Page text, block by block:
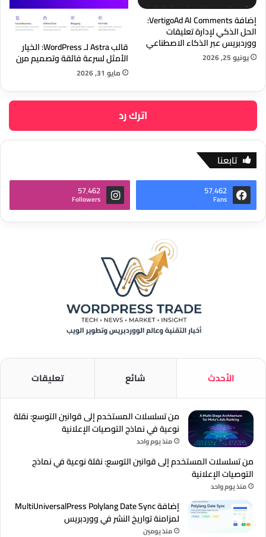
إضافة VertigoAd AI Comments:
الحل الذكي لإدارة تعليقات
ووردبريس عبر الذكاء الاصطناعي
يونيو 25, 2026
قالب Astra لـ WordPress: الخيار
الأمثل لسرعة فائقة وتصميم مرن
مايو 31, 2026
اترك رد
تابعنا
57٬462
Fans
57٬462
Followers
الأحدث شائع تعليقات
من تسلسلات المستخدم إلى قوانين التوسع: نقلة
نوعية في نماذج التوصيات الإعلانية
منذ يوم واحد
من تسلسلات المستخدم إلى قوانين التوسع: نقلة نوعية في نماذج
التوصيات الإعلانية
منذ يوم واحد
إضافة MultiUniversalPress Polylang Date Sync
لمزامنة تواريخ النشر في ووردبريس
منذ يومين